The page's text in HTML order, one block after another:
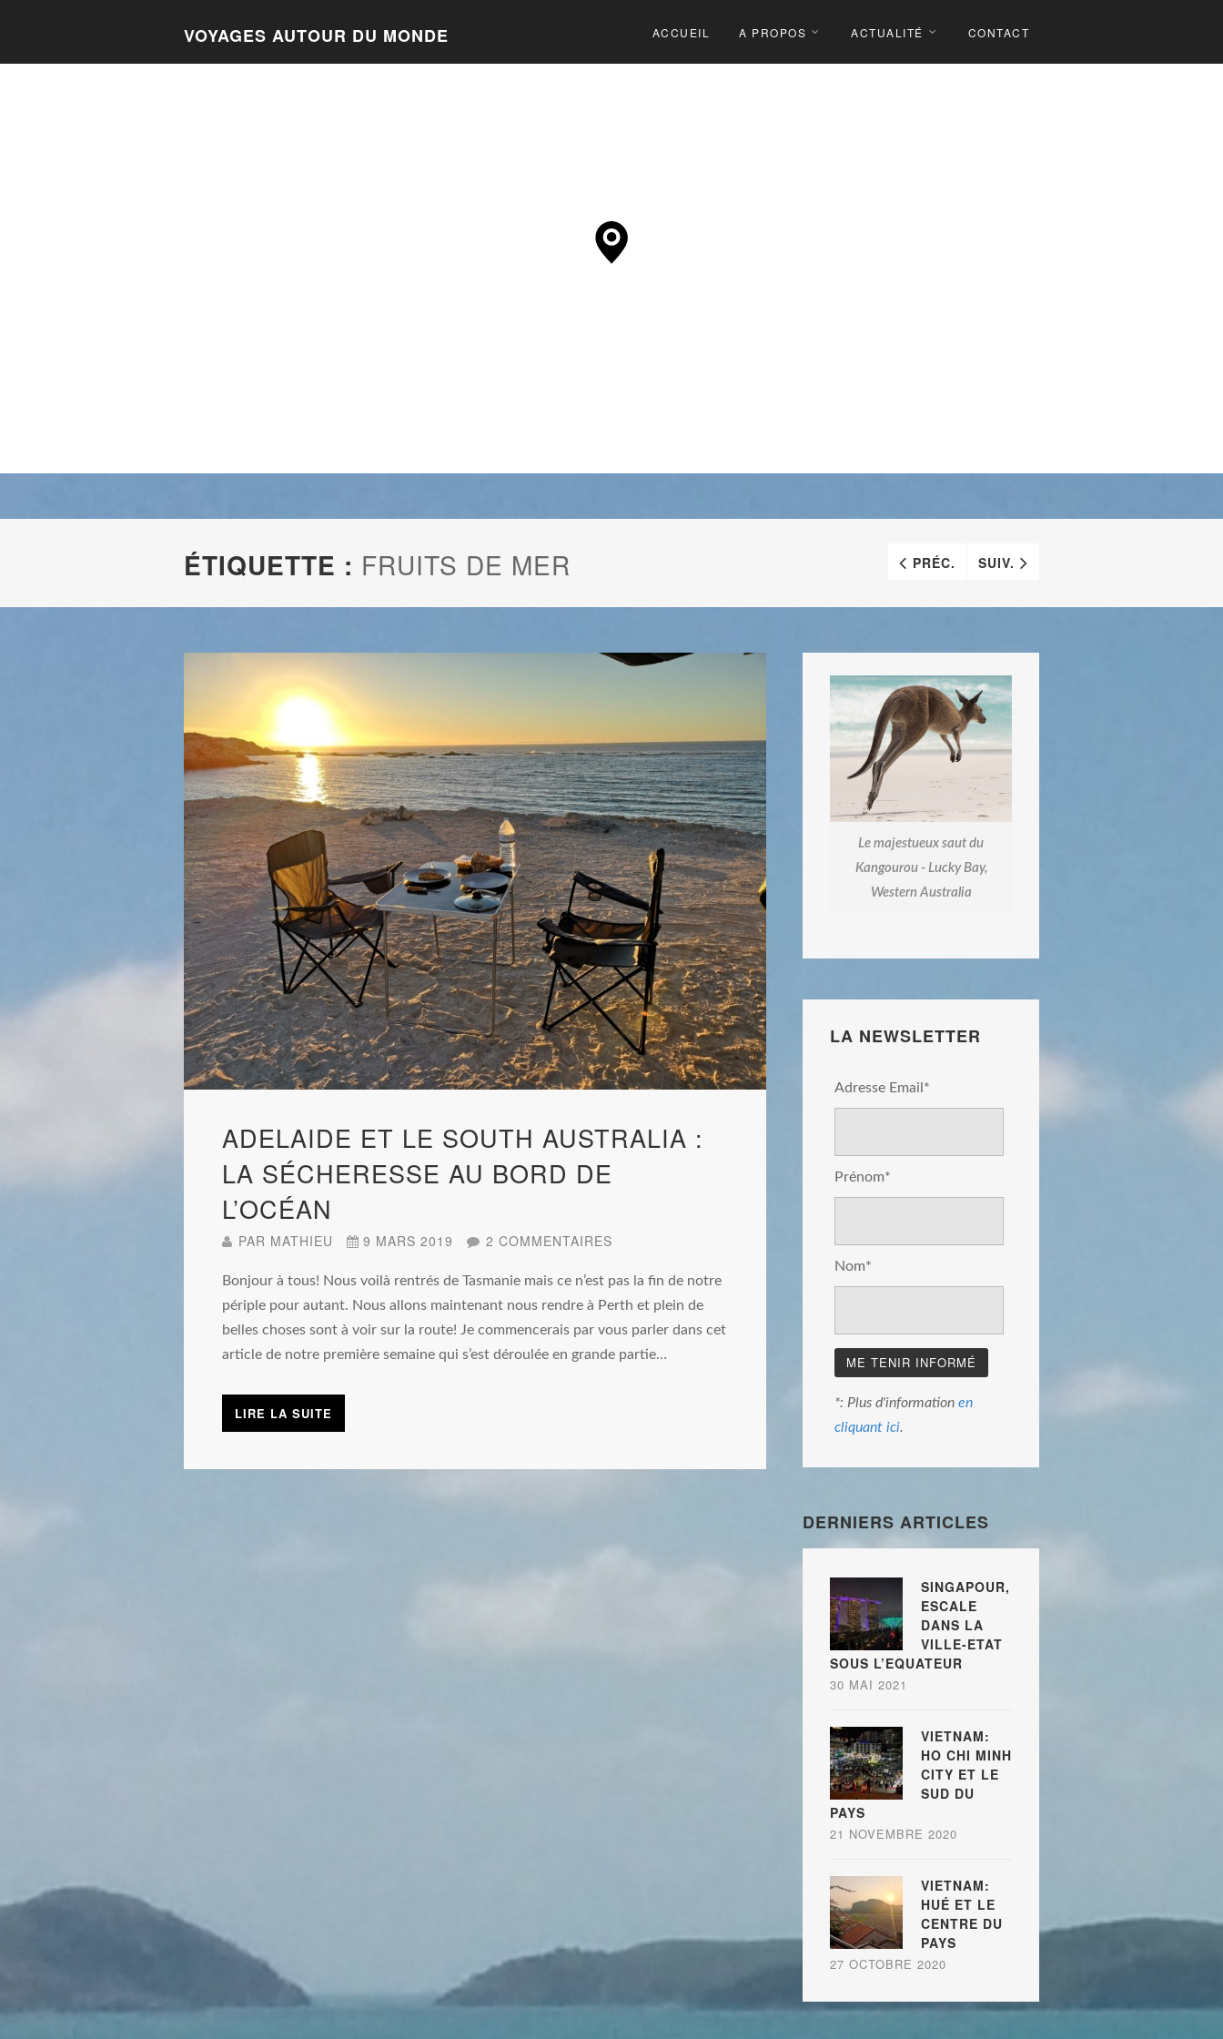
VOYAGES AUTOUR DU MONDE ACCUEIL A PROPOS ACTUALITÉ CONTACT
ÉTIQUETTE : FRUITS DE MER PRÉC. SUIV.
ADELAIDE ET LE SOUTH AUSTRALIA :
LA SÉCHERESSE AU BORD DE
L’OCÉAN
PAR MATHIEU 9 MARS 2019 2 COMMENTAIRES
Bonjour à tous! Nous voilà rentrés de Tasmanie mais ce n’est pas la fin de notre
périple pour autant. Nous allons maintenant nous rendre à Perth et plein de
belles choses sont à voir sur la route! Je commencerais par vous parler dans cet
article de notre première semaine qui s’est déroulée en grande partie…
LIRE LA SUITE
Le majestueux saut du
Kangourou - Lucky Bay,
Western Australia
LA NEWSLETTER
Adresse Email*
Prénom*
Nom*
*: Plus d'information en
cliquant ici.
DERNIERS ARTICLES
SINGAPOUR,
ESCALE
DANS LA
VILLE-ETAT
SOUS L’EQUATEUR
30 MAI 2021
VIETNAM:
HO CHI MINH
CITY ET LE
SUD DU
PAYS
21 NOVEMBRE 2020
VIETNAM:
HUÉ ET LE
CENTRE DU
PAYS
27 OCTOBRE 2020